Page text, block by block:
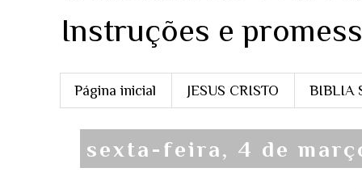
Instruções e
Página inicial JESUS CRISTO BIBLIA
sexta-feira, 4 de